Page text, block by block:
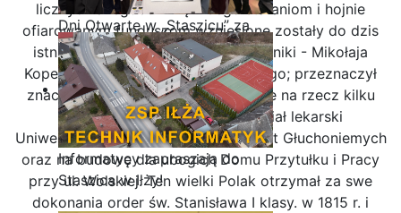
Dni Otwarte w „Staszicu” za
nami
Informatycy zapraszają do
Staszica w Iłży!
licznych anegdot. Dzięki Jego staraniom i hojnie
ofiarowanym funduszom wzniesione zostały do dzis
istniejące: Pałac Staszica oraz pomniki - Mikołaja
Kopernika i ks. Józefa Poniatowskiego; przeznaczył
znaczne środki w swym testamencie na rzecz kilku
warszawskich szpitali, na wydział lekarski
Uniwersytetu Warszawskiego i Instytut Głuchoniemych
oraz na budowę dla ubogich Domu Przytułku i Pracy
przy ul. Wolskiej. Ten wielki Polak otrzymał za swe
dokonania order św. Stanisława I klasy. w 1815 r. i